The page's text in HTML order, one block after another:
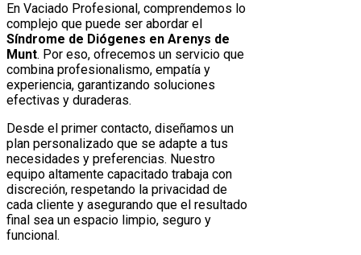
En Vaciado Profesional, comprendemos lo
complejo que puede ser abordar el
Síndrome de Diógenes en Arenys de
Munt. Por eso, ofrecemos un servicio que
combina profesionalismo, empatía y
experiencia, garantizando soluciones
efectivas y duraderas.
Desde el primer contacto, diseñamos un
plan personalizado que se adapte a tus
necesidades y preferencias. Nuestro
equipo altamente capacitado trabaja con
discreción, respetando la privacidad de
cada cliente y asegurando que el resultado
final sea un espacio limpio, seguro y
funcional.